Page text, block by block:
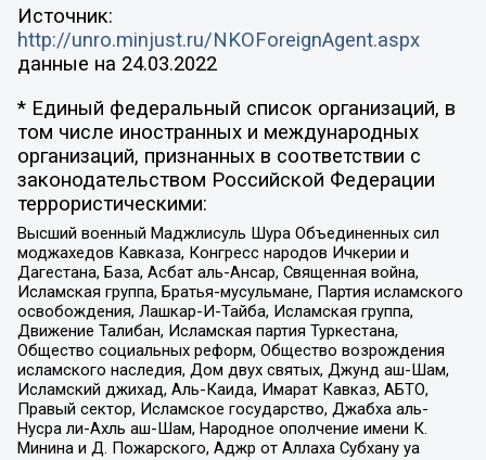
Источник:
http://unro.minjust.ru/NKOForeignAgent.aspx
данные на 24.03.2022
* Единый федеральный список организаций, в
том числе иностранных и международных
организаций, признанных в соответствии с
законодательством Российской Федерации
террористическими:
Высший военный Маджлисуль Шура Объединенных сил
моджахедов Кавказа, Конгресс народов Ичкерии и
Дагестана, База, Асбат аль-Ансар, Священная война,
Исламская группа, Братья-мусульмане, Партия исламского
освобождения, Лашкар-И-Тайба, Исламская группа,
Движение Талибан, Исламская партия Туркестана,
Общество социальных реформ, Общество возрождения
исламского наследия, Дом двух святых, Джунд аш-Шам,
Исламский джихад, Аль-Каида, Имарат Кавказ, АБТО,
Правый сектор, Исламское государство, Джабха аль-
Нусра ли-Ахль аш-Шам, Народное ополчение имени К.
Минина и Д. Пожарского, Аджр от Аллаха Субхану уа